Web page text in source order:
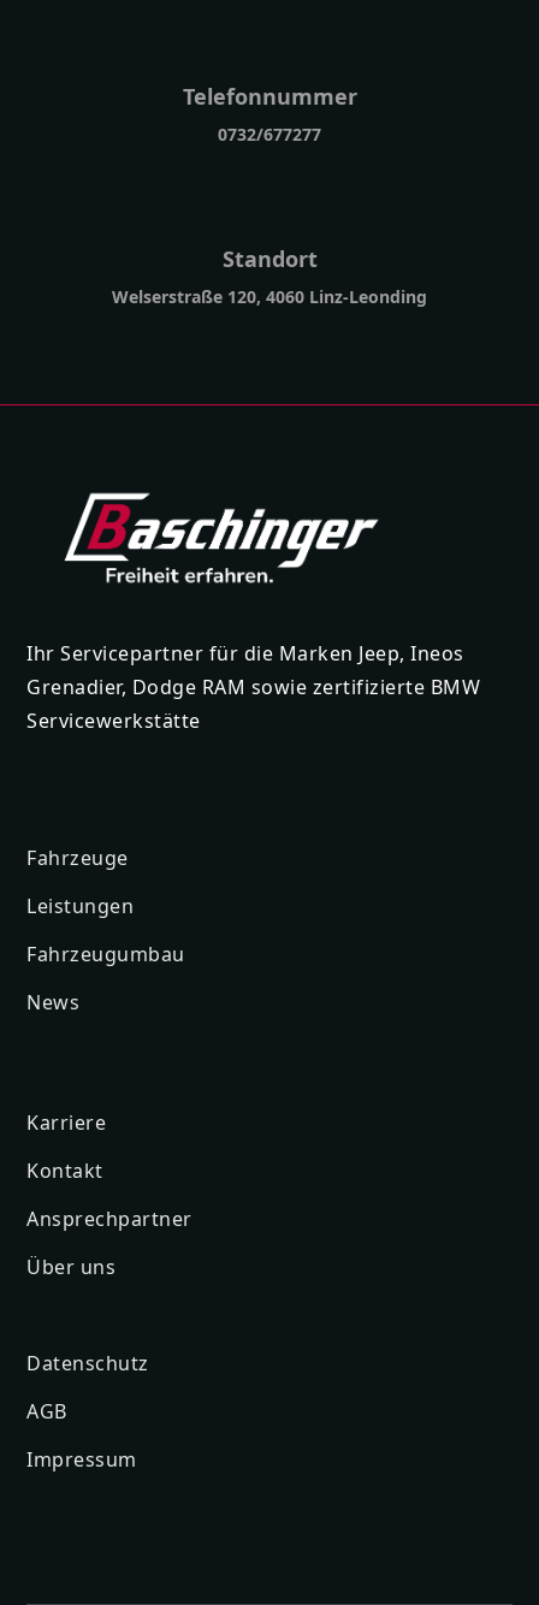
Telefonnummer
0732/677277
Standort
Welserstraße 120, 4060 Linz-Leonding
Ihr Servicepartner für die Marken Jeep, Ineos
Grenadier, Dodge RAM sowie zertifizierte BMW
Servicewerkstätte
Fahrzeuge
Leistungen
Fahrzeugumbau
News
Karriere
Kontakt
Ansprechpartner
Über uns
Datenschutz
AGB
Impressum